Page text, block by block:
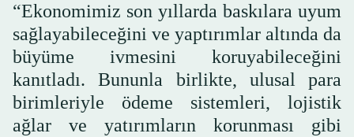
“Ekonomimiz son yıllarda baskılara uyum
sağlayabileceğini ve yaptırımlar altında da
büyüme ivmesini koruyabileceğini
kanıtladı. Bununla birlikte, ulusal para
birimleriyle ödeme sistemleri, lojistik
ağlar ve yatırımların korunması gibi